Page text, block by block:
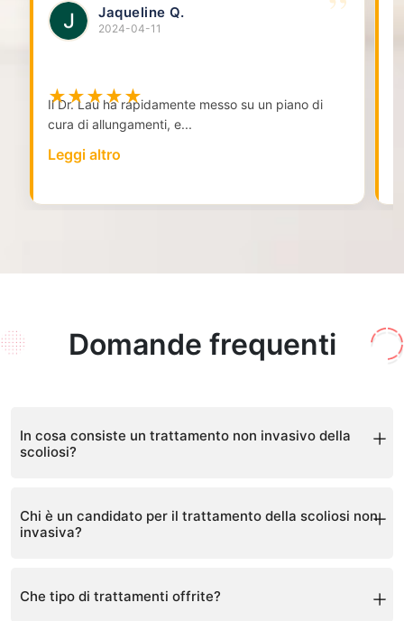
Jaqueline Q.
2024-04-11
★
★
★
★
★
Il Dr. Lau ha rapidamente messo su un piano di
cura di allungamenti, e...
Leggi altro
Domande frequenti
In cosa consiste un trattamento non invasivo della
scoliosi?
Un trattamento non invasivo della scoliosi si riferisce a
procedure che non comportano interventi chirurgici o
dispositivi di allineamento spinale.
Chi è un candidato per il trattamento della scoliosi non
invasiva?
Il trattamento non invasivo è adatto per ogni paziente
Che tipo di trattamenti offrite?